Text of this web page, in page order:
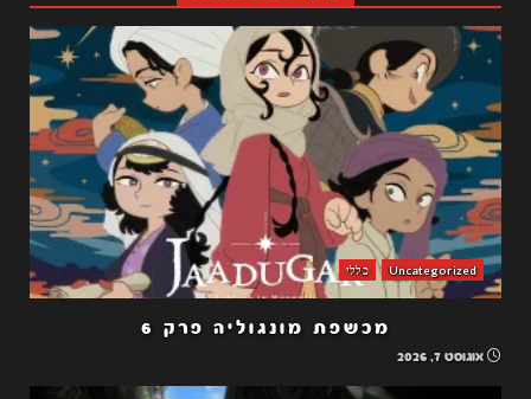
Uncategorized כללי
מכשפת מונגוליה פרק 6
אוגוסט 7, 2026